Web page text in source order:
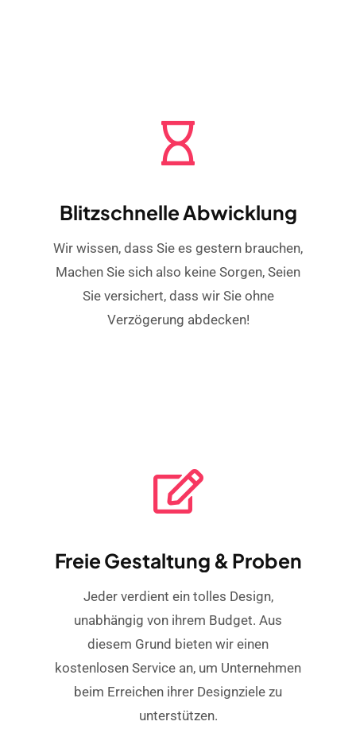
Blitzschnelle Abwicklung
Wir wissen, dass Sie es gestern brauchen,
Machen Sie sich also keine Sorgen, Seien
Sie versichert, dass wir Sie ohne
Verzögerung abdecken!
Freie Gestaltung & Proben
Jeder verdient ein tolles Design,
unabhängig von ihrem Budget. Aus
diesem Grund bieten wir einen
kostenlosen Service an, um Unternehmen
beim Erreichen ihrer Designziele zu
unterstützen.